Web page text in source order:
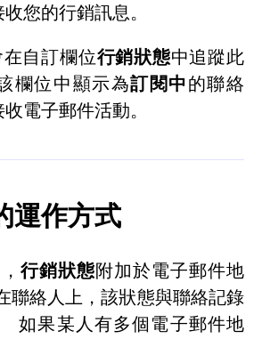
您的行銷訊息。
在自訂欄位行銷狀態中追蹤此
欄位中顯示為訂閱中的聯絡
電子郵件活動。
運作方式
行銷狀態附加於電子郵件地
聯絡人上，該狀態與聯絡記錄
如果某人有多個電子郵件地